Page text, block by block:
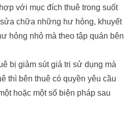
với mục đích thuê trong suốt
chữa những hư hỏng, khuyết
hỏng nhỏ mà theo tập quán bên
bị giảm sút giá trị sử dụng mà
thì bên thuê có quyền yêu cầu
hoặc một số biện pháp sau